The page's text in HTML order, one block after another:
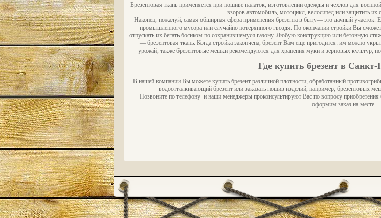
Брезентовая ткань применяется при пошиве палаток, изготовлении одежды и чехлов для
взоров автомобиль, мотоцикл, велосипед или защитить их
Наконец, пожалуй, самая обширная сфера применения брезента в быту— это дачный участок.
промышленного мусора или случайно потерянного гвоздя. По окончании стройки Вы
отпускать их бегать босиком по сохранившемуся газону. Любую конструкцию или бетонную
— брезентовая ткань. Когда стройка закончена, брезент Вам еще пригодится: им можно
урожай, также брезентовые мешки рекомендуются для хранения муки и зерновых культур,
Где купить брезент в Санкт-
В нашей компании Вы можете купить брезент различной плотности, обработанный
водоотталкивающий брезент или заказать пошив изделий, например, брезентовых
Позвоните по телефону и наши менеджеры проконсультируют Вас по вопросу
оформим заказ на месте.